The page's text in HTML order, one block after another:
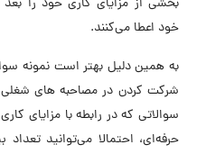
بخشی از مزایای کاری خود را
خود اعطا می‌کنند.
به همین دلیل بهتر است نمونه
شرکت کردن در مصاحبه های شغلی
سوالاتی که در رابطه با مزایای
حرفه‌ای، احتمالا می‌توانید